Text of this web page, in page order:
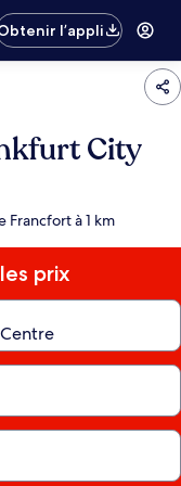
l’appli
City
Francfort à 1 km
prix